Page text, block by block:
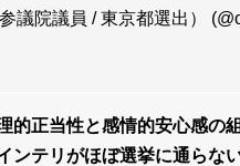
議院議員 / 東京都選出）
的正当性と感情的安心感の
ンテリがほぼ選挙に通らな